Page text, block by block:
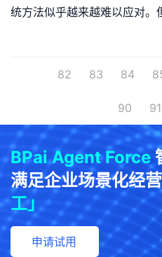
统方法似乎越来越难以应对。
82 83 84
90 91
BPai Agent Force
满足企业场景化经
工」
申请试用